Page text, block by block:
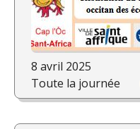
8 avril 2025
Toute la journée